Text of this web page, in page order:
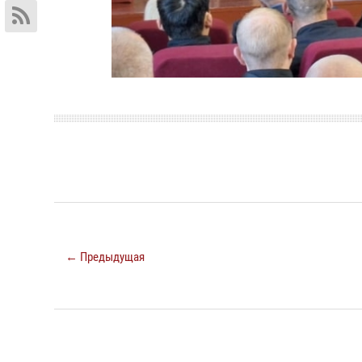
← Предыдущая